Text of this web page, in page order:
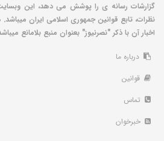
گزارشات رسانه ی را پوشش می دهد، این
نظرات، تابع قوانین جمهوری اسلامی ایران
اخبار آن با ذکر "نصرنیوز" بعنوان منبع بلامانع
درباره ما
قوانین
تماس
خبرخوان